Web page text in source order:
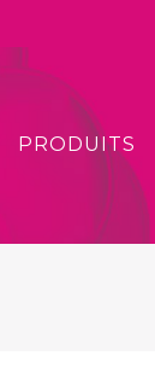
PRODUITS